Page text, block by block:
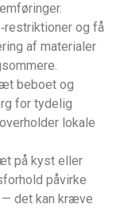
og få
af materialer
beboet og
for tydelig
lokale
på kyst eller
påvirke
— det kan kræve